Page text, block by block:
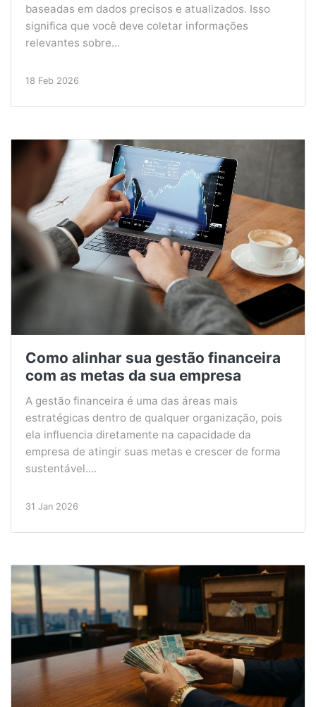
baseadas em dados precisos e atualizados. Isso
significa que você deve coletar informações
relevantes sobre...
18 Feb 2026
Como alinhar sua gestão financeira
com as metas da sua empresa
A gestão financeira é uma das áreas mais
estratégicas dentro de qualquer organização, pois
ela influencia diretamente na capacidade da
empresa de atingir suas metas e crescer de forma
sustentável....
31 Jan 2026